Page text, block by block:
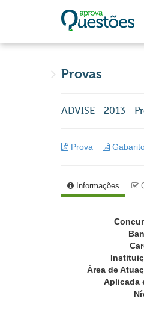
Provas
ADVISE - 2013 -
Prova
Informações
Área de
Aplicada